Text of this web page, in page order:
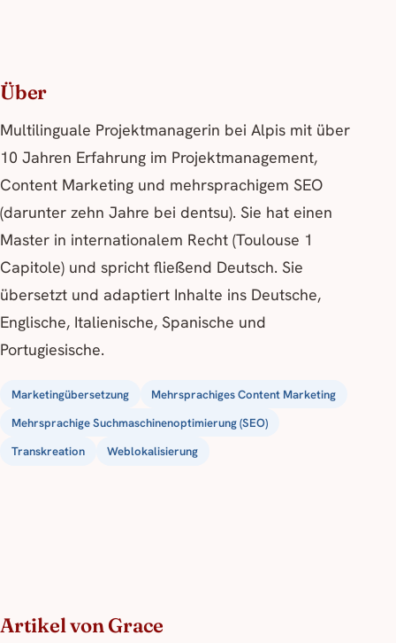
Über
Multilinguale Projektmanagerin bei Alpis mit über
10 Jahren Erfahrung im Projektmanagement,
Content Marketing und mehrsprachigem SEO
(darunter zehn Jahre bei dentsu). Sie hat einen
Master in internationalem Recht (Toulouse 1
Capitole) und spricht fließend Deutsch. Sie
übersetzt und adaptiert Inhalte ins Deutsche,
Englische, Italienische, Spanische und
Portugiesische.
Marketingübersetzung
Mehrsprachiges Content Marketing
Mehrsprachige Suchmaschinenoptimierung (SEO)
Transkreation
Weblokalisierung
Artikel von Grace